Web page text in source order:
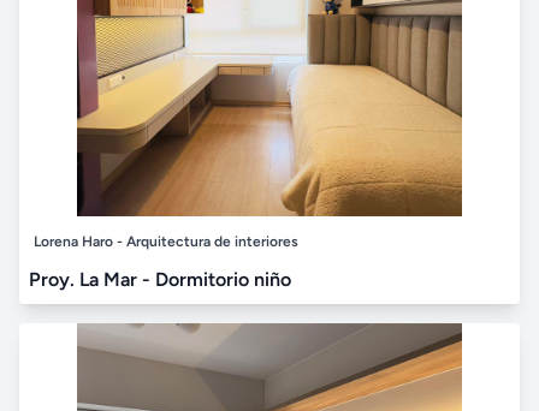
Lorena Haro - Arquitectura de interiores
Proy. La Mar - Dormitorio niño